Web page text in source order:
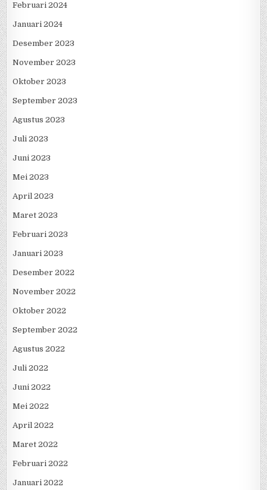
Februari 2024
Januari 2024
Desember 2023
November 2023
Oktober 2023
September 2023
Agustus 2023
Juli 2023
Juni 2023
Mei 2023
April 2023
Maret 2023
Februari 2023
Januari 2023
Desember 2022
November 2022
Oktober 2022
September 2022
Agustus 2022
Juli 2022
Juni 2022
Mei 2022
April 2022
Maret 2022
Februari 2022
Januari 2022